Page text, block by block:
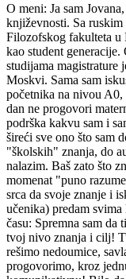
O meni: Ja sam
književnosti. Sa ruskim
Filozofskog fakulteta u
kao student
studijama magistrature
Moskvi. Sama sam
početnika na nivou A0,
dan ne progovori
podrška kakvu sam i
šireći sve ono što sam
"školskih" znanja, do
nalazim. Baš zato što
momenat "puno
srca da svoje znanje i
učenika) predam
času: Spremna sam
tvoj nivo znanja i cilj!
rešimo nedoumice,
progovorimo, kroz